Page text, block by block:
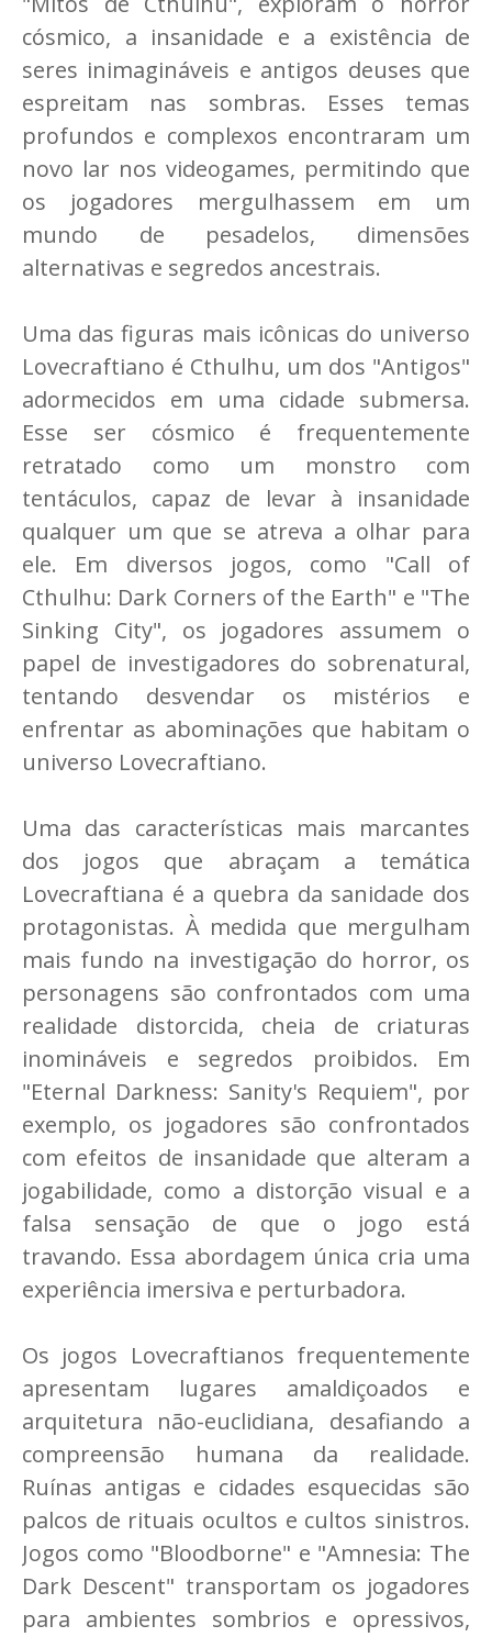
cósmico, a insanidade e a existência de
seres inimagináveis e antigos deuses que
espreitam nas sombras. Esses temas
profundos e complexos encontraram um
novo lar nos videogames, permitindo que
os jogadores mergulhassem em um
mundo de pesadelos, dimensões
alternativas e segredos ancestrais.
Uma das figuras mais icônicas do universo
Lovecraftiano é Cthulhu, um dos "Antigos"
adormecidos em uma cidade submersa.
Esse ser cósmico é frequentemente
retratado como um monstro com
tentáculos, capaz de levar à insanidade
qualquer um que se atreva a olhar para
ele. Em diversos jogos, como "Call of
Cthulhu: Dark Corners of the Earth" e "The
Sinking City", os jogadores assumem o
papel de investigadores do sobrenatural,
tentando desvendar os mistérios e
enfrentar as abominações que habitam o
universo Lovecraftiano.
Uma das características mais marcantes
dos jogos que abraçam a temática
Lovecraftiana é a quebra da sanidade dos
protagonistas. À medida que mergulham
mais fundo na investigação do horror, os
personagens são confrontados com uma
realidade distorcida, cheia de criaturas
inomináveis e segredos proibidos. Em
"Eternal Darkness: Sanity's Requiem", por
exemplo, os jogadores são confrontados
com efeitos de insanidade que alteram a
jogabilidade, como a distorção visual e a
falsa sensação de que o jogo está
travando. Essa abordagem única cria uma
experiência imersiva e perturbadora.
Os jogos Lovecraftianos frequentemente
apresentam lugares amaldiçoados e
arquitetura não-euclidiana, desafiando a
compreensão humana da realidade.
Ruínas antigas e cidades esquecidas são
palcos de rituais ocultos e cultos sinistros.
Jogos como "Bloodborne" e "Amnesia: The
Dark Descent" transportam os jogadores
para ambientes sombrios e opressivos,